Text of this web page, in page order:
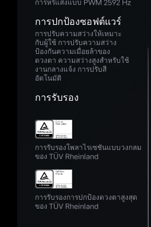
การหรี่แสงแบบ PWM 2592 Hz
การปกป้องซอฟต์แวร์
การปรับความสว่างให้เหมาะ
กับผู้ใช้ การปรับความสว่าง
ป้องกันความเมื่อยล้าของ
ดวงตา ความสว่างสูงสำหรับใช้
งานกลางแจ้ง การปรับสี
อัตโนมัติ
การรับรอง
การรับรองโพลาไรเซชันแบบวงกลม
ของ TÜV Rheinland
การรับรองการปกป้องดวงตาสูงสุด
ของ TÜV Rheinland